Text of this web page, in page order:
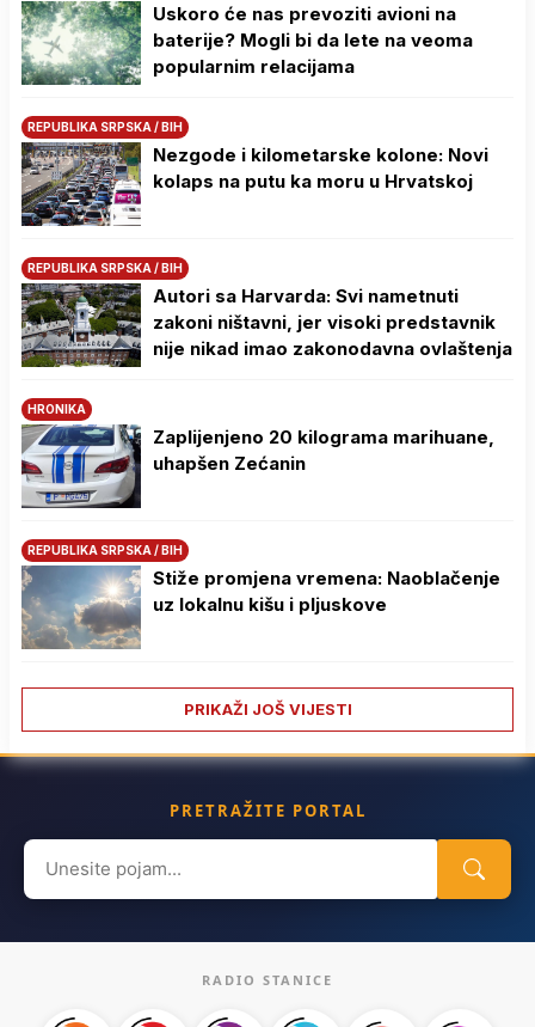
Uskoro će nas prevoziti avioni na
baterije? Mogli bi da lete na veoma
popularnim relacijama
REPUBLIKA SRPSKA / BIH
Nezgode i kilometarske kolone: Novi
kolaps na putu ka moru u Hrvatskoj
REPUBLIKA SRPSKA / BIH
Autori sa Harvarda: Svi nametnuti
zakoni ništavni, jer visoki predstavnik
nije nikad imao zakonodavna ovlaštenja
HRONIKA
Zaplijenjeno 20 kilograma marihuane,
uhapšen Zećanin
REPUBLIKA SRPSKA / BIH
Stiže promjena vremena: Naoblačenje
uz lokalnu kišu i pljuskove
PRIKAŽI JOŠ VIJESTI
PRETRAŽITE PORTAL
Search
for:
RADIO STANICE